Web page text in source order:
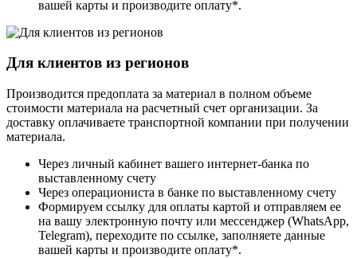
вашей карты и производите оплату*.
Для клиентов из регионов
Производится предоплата за материал в полном объеме
стоимости материала на расчетный счет организации. За
доставку оплачиваете транспортной компании при получении
материала.
Через личный кабинет вашего интернет-банка по
выставленному счету
Через операциониста в банке по выставленному счету
Формируем ссылку для оплаты картой и отправляем ее
на вашу электронную почту или мессенджер (WhatsApp,
Telegram), переходите по ссылке, заполняете данные
вашей карты и производите оплату*.